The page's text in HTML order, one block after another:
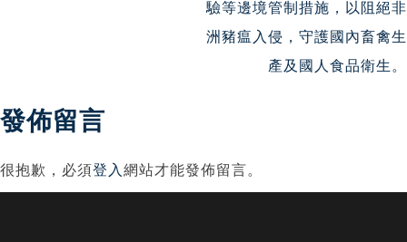
驗等邊境管制措施，以阻絕非
洲豬瘟入侵，守護國內畜禽生
產及國人食品衛生。
發佈留言
很抱歉，必須登入網站才能發佈留言。